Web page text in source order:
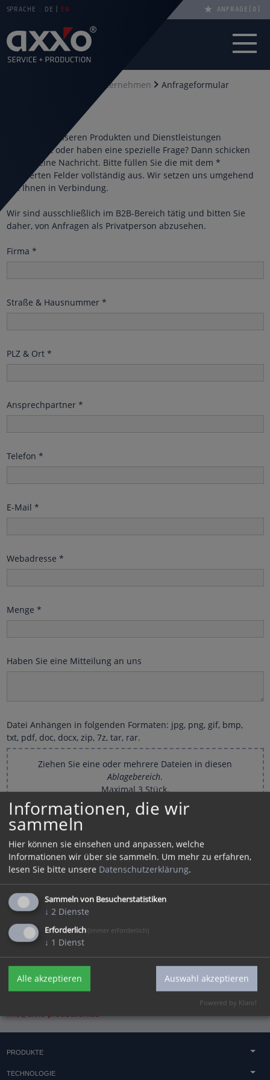
SPRACHE : DE EN ANFRAGE 0
Unternehmen Anfrageformular
Sie sind an unseren Produkten und Dienstleistungen
interessiert oder haben eine spezielle Frage? Dann schicken
Sie uns eine Nachricht. Bitte füllen Sie die mit dem *
markierten Felder vollständig aus. Wir setzen uns umgehend
mit Ihnen in Verbindung.
Wir sind ausschließlich im B2B-Bereich tätig und bitten Sie
daher, von Anfragen als Privatperson abzusehen.
Firma *
Straße & Hausnummer *
PLZ & Ort *
Ansprechpartner *
Telefon *
E-Mail *
Webadresse *
Menge *
Haben Sie eine Mitteilung an uns
Datei Anhängen in folgenden Formaten: jpg, png, gif, bmp,
txt, pdf, doc, docx, zip, 7z, tar, rar.
Ziehen Sie eine oder mehrere Dateien in diesen
Ablagebereich.
Maximal 3 Stück.
Dateien auswählen
Nehmen Sie Kontakt mit uns auf und
erhalten Sie fachkundige Beratung zu
Ihrer Idee.
axxo Service + Production GmbH | Mittelstraße 6 | 07554 Korbußen |
| Fax +49 (0) 3 66 02 - 5 32-22 | E-Mail:
info@axxo-production.de
PRODUKTE
TECHNOLOGIE
Informationen, die wir
sammeln
Hier können sie einsehen und anpassen, welche
Informationen wir über sie sammeln. Um mehr zu erfahren,
lesen Sie bitte unsere Datenschutzerklärung.
Sammeln von Besucherstatistiken
↓ 2 Dienste
Erforderlich (immer erforderlich)
↓ 1 Dienst
Auswahl akzeptieren
Alle akzeptieren
Powered by Klaro!